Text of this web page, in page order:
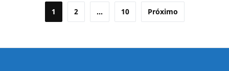
Paginação
posts
1 2 … 10 Próximo